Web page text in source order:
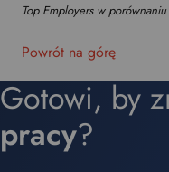
Top Employers w
Powrót na górę
Gotowi, by
pracy?